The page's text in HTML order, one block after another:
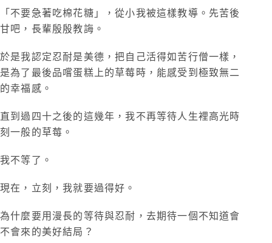
「不要急著吃棉花糖」，從小我被這樣教導。先苦後
甘吧，長輩殷殷教誨。
於是我認定忍耐是美德，把自己活得如苦行僧一樣，
是為了最後品嚐蛋糕上的草莓時，能感受到極致無二
的幸福感。
直到過四十之後的這幾年，我不再等待人生裡高光時
刻一般的草莓。
我不等了。
現在，立刻，我就要過得好。
為什麼要用漫長的等待與忍耐，去期待一個不知道會
不會來的美好結局？